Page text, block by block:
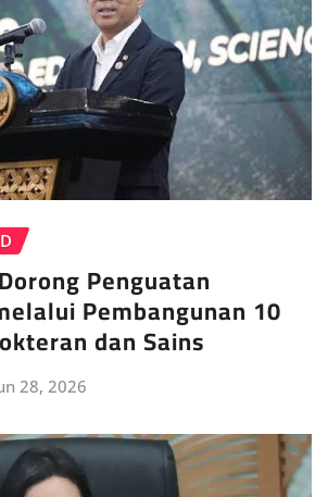
Penguatan
Pembangunan 10
dan Sains
28, 2026